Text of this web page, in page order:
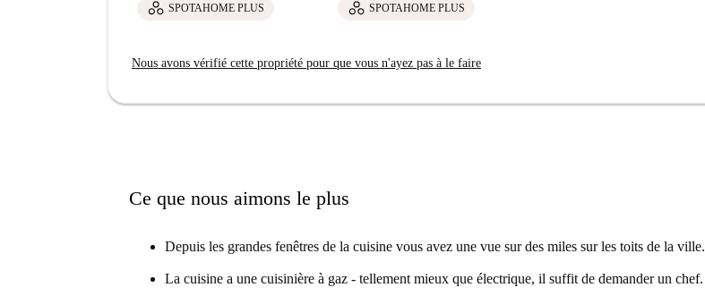
SPOTAHOME PLUS
SPOTAHOME PLUS
Nous avons vérifié cette propriété pour que vous n'ayez pas à le faire
Ce que nous aimons le plus
Depuis les grandes fenêtres de la cuisine vous avez une vue sur des miles sur les toits de la ville.
La cuisine a une cuisinière à gaz - tellement mieux que électrique, il suffit de demander un chef.